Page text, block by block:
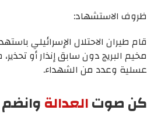
ظروف الاستشهاد:
قام طيران الاحتلال الإسرائيلي
مخيم البريج دون سابق إنذار أو
عسلية وعدد من الشهداء.
كن صوتالعدالة